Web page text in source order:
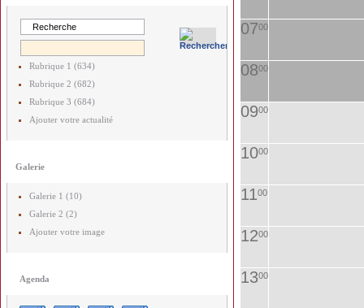
Rubrique 1 (634)
Rubrique 2 (682)
Rubrique 3 (684)
Ajouter votre actualité
Galerie
Galerie 1 (10)
Galerie 2 (2)
Ajouter votre image
Agenda
0700
0800
0900
1000
1100
1200
1300